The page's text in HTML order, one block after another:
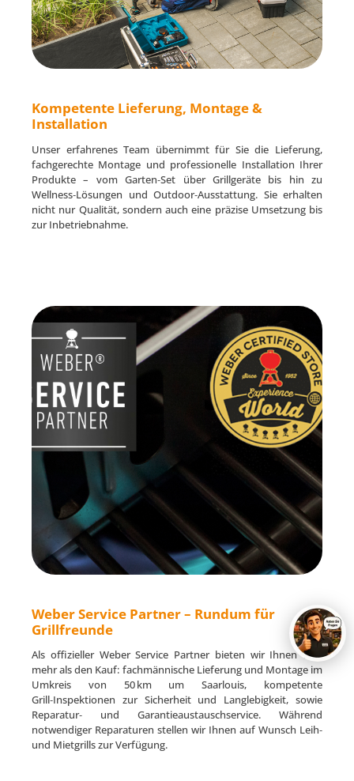
Kompetente Lieferung, Montage &
Installation
Unser erfahrenes Team übernimmt für Sie die Lieferung,
fachgerechte Montage und professionelle Installation Ihrer
Produkte – vom Garten‑Set über Grillgeräte bis hin zu
Wellness‑Lösungen und Outdoor‑Ausstattung. Sie erhalten
nicht nur Qualität, sondern auch eine präzise Umsetzung bis
zur Inbetriebnahme.
Weber Service Partner – Rundum für
Grillfreunde
Als offizieller Weber Service Partner bieten wir Ihnen weit
mehr als den Kauf: fachmännische Lieferung und Montage im
Umkreis von 50 km um Saarlouis, kompetente
Grill‑Inspektionen zur Sicherheit und Langlebigkeit, sowie
Reparatur‑ und Garantieaustauschservice. Während
notwendiger Reparaturen stellen wir Ihnen auf Wunsch Leih‑
und Mietgrills zur Verfügung.